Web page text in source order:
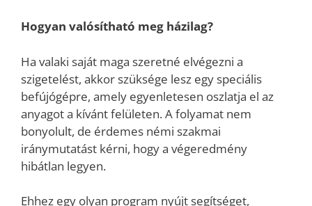
Hogyan valósítható meg házilag?
Ha valaki saját maga szeretné elvégezni a
szigetelést, akkor szüksége lesz egy speciális
befújógépre, amely egyenletesen oszlatja el az
anyagot a kívánt felületen. A folyamat nem
bonyolult, de érdemes némi szakmai
iránymutatást kérni, hogy a végeredmény
hibátlan legyen.
Ehhez egy olyan program nyújt segítséget,